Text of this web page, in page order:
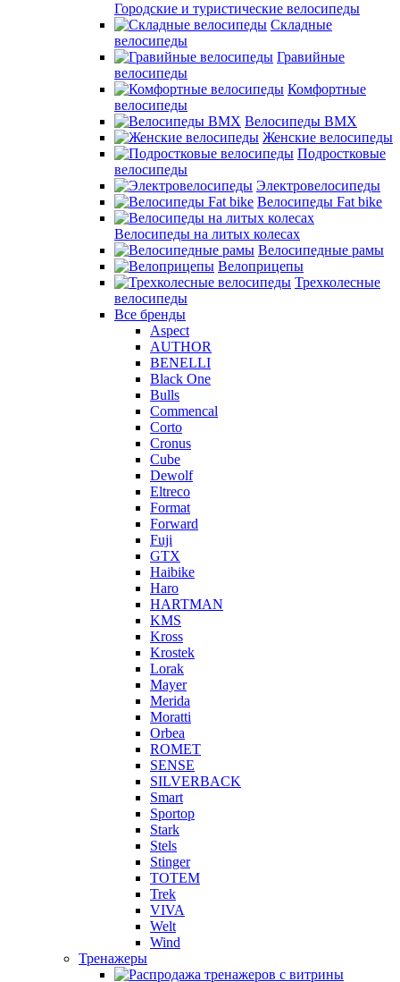
Городские и туристические велосипеды
Складные
велосипеды
Гравийные
велосипеды
Комфортные
велосипеды
Велосипеды BMX
Женские велосипеды
Подростковые
велосипеды
Электровелосипеды
Велосипеды Fat bike
Велосипеды на литых колесах
Велосипедные рамы
Велоприцепы
Трехколесные
велосипеды
Все бренды
Aspect
AUTHOR
BENELLI
Black One
Bulls
Commencal
Corto
Cronus
Cube
Dewolf
Eltreco
Format
Forward
Fuji
GTX
Haibike
Haro
HARTMAN
KMS
Kross
Krostek
Lorak
Mayer
Merida
Moratti
Orbea
ROMET
SENSE
SILVERBACK
Smart
Sportop
Stark
Stels
Stinger
TOTEM
Trek
VIVA
Welt
Wind
Тренажеры